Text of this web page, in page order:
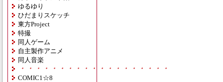
ゆるゆり
ひだまりスケッチ
東方Project
特撮
同人ゲーム
自主製作アニメ
同人音楽
・・・・・・・・・・・・・・・・・・・
COMIC1☆8